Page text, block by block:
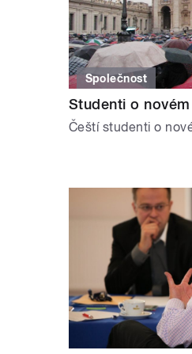
Společnost
Studenti o
Čeští studenti o